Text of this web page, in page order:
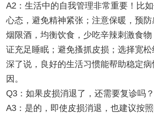
A2：生活中的自我管理非常重要！比
心态，避免精神紧张；注意保暖，预
烟限酒，均衡饮食，少吃辛辣刺激食
证充足睡眠；避免搔抓皮损；选择宽
深了说，良好的生活习惯能帮助稳定
因。
Q3：如果皮损消退了，还需要复诊吗？
A3：是的，即使皮损消退，也建议按